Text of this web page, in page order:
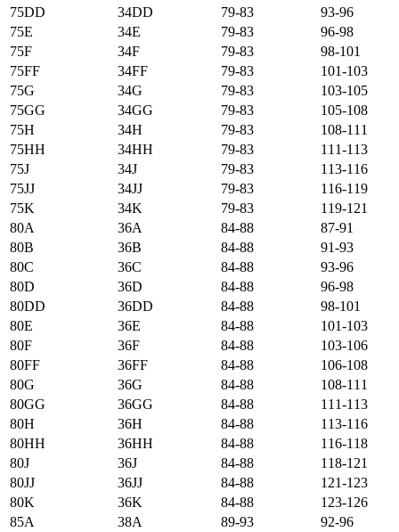
75DD
34DD 79-83
93-96
75E
34E 79-83
96-98
75F
34F 79-83
98-101
75FF
34FF 79-83
101-103
75G
34G 79-83
103-105
75GG
34GG 79-83
105-108
75H
34H 79-83
108-111
75HH
34HH 79-83
111-113
75J
34J 79-83
113-116
75JJ
34JJ 79-83
116-119
75K
34K 79-83
119-121
80А
36А 84-88
87-91
80B
36B 84-88
91-93
80C
36C 84-88
93-96
80D
36D 84-88
96-98
80DD
36DD 84-88
98-101
80E
36E 84-88
101-103
80F
36F 84-88
103-106
80FF
36FF 84-88
106-108
80G
36G 84-88
108-111
80GG
36GG 84-88
111-113
80H
36H 84-88
113-116
80HH
36HH 84-88
116-118
80J
36J 84-88
118-121
80JJ
36JJ 84-88
121-123
80K
36K 84-88
123-126
85А
38А 89-93
92-96